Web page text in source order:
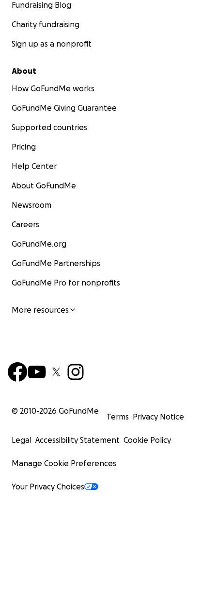
Fundraising Blog
Charity fundraising
Sign up as a nonprofit
About
How GoFundMe works
GoFundMe Giving Guarantee
Supported countries
Pricing
Help Center
About GoFundMe
Newsroom
Careers
GoFundMe.org
GoFundMe Partnerships
GoFundMe Pro for nonprofits
More resources
© 2010-2026 GoFundMe
Terms Privacy Notice
Legal Accessibility Statement Cookie Policy
Manage Cookie Preferences
Your Privacy Choices